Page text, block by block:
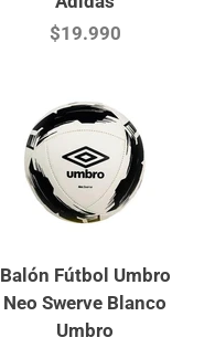
$19.990
Balón Fútbol Umbro
Neo Swerve Blanco
Umbro